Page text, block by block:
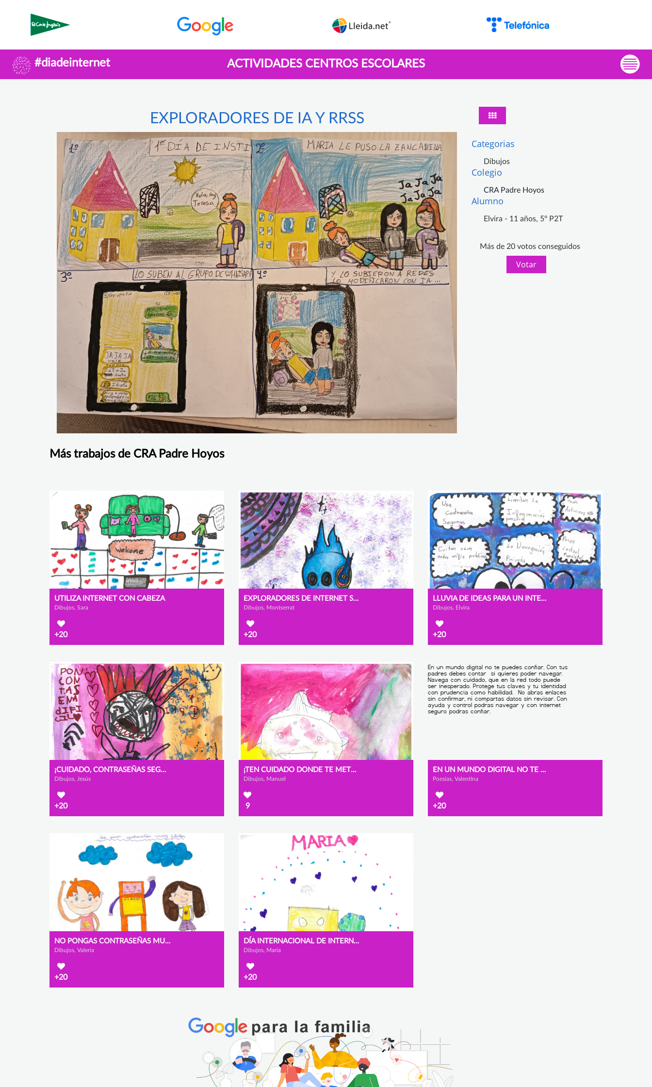
#diadeinternet ACTIVIDADES CENTROS ESCOLARES
EXPLORADORES DE IA Y RRSS
Categorias
Dibujos
Colegio
CRA Padre Hoyos
Alumno
Elvira - 11 años, 5º P2T
Más de 20 votos conseguidos
Votar
Más trabajos de CRA Padre Hoyos
UTILIZA INTERNET CON CABEZA
Dibujos, Sara
+20
EXPLORADORES DE INTERNET SEGURO.
Dibujos, Montserrat
+20
LLUVIA DE IDEAS PARA UN INTERNET SEGURO.
Dibujos, Elvira
+20
¡CUIDADO, CONTRASEÑAS SEGURAS!
Dibujos, Jesús
+20
¡TEN CUIDADO DONDE TE METES!
Dibujos, Manuel
9
EN UN MUNDO DIGITAL NO TE PUEDES CONFIAR.
Poesías, Valentina
+20
NO PONGAS CONTRASEÑAS MUY FÁCILES
Dibujos, Valeria
+20
DÍA INTERNACIONAL DE INTERNET SEGURA.
Dibujos, María
+20